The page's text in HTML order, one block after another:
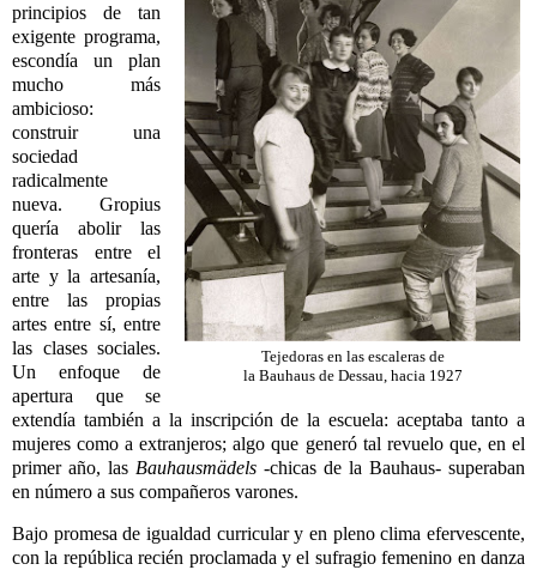
Tejedoras en las escaleras de
la Bauhaus de Dessau, hacia 1927
principios de tan
exigente programa,
escondía un plan
mucho más
ambicioso:
construir una
sociedad
radicalmente
nueva. Gropius
quería abolir las
fronteras entre el
arte y la artesanía,
entre las propias
artes entre sí, entre
las clases sociales.
Un enfoque de
apertura que se
extendía también a la inscripción de la escuela: aceptaba tanto a
mujeres como a extranjeros; algo que generó tal revuelo que, en el
primer año, las Bauhausmädels -chicas de la Bauhaus- superaban
en número a sus compañeros varones.
Bajo promesa de igualdad curricular y en pleno clima efervescente,
con la república recién proclamada y el sufragio femenino en danza